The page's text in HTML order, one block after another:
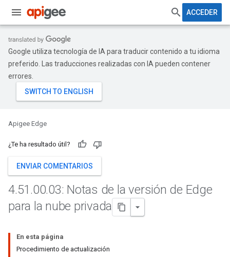
ACCEDER
Google utiliza tecnología de IA para traducir contenido a tu idioma
preferido. Las traducciones realizadas con IA pueden contener
errores.
Apigee Edge
¿Te ha resultado útil?
ENVIAR COMENTARIOS
4.51 .00.03: Notas de la versión de Edge
para la nube privada
En esta página
Procedimiento de actualización